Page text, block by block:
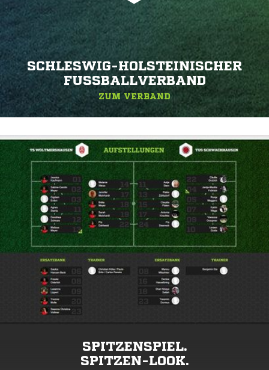
SCHLESWIG-HOLSTEINISCHER
FUSSBALLVERBAND
ZUM VERBAND
SPITZENSPIEL.
SPITZEN-LOOK.